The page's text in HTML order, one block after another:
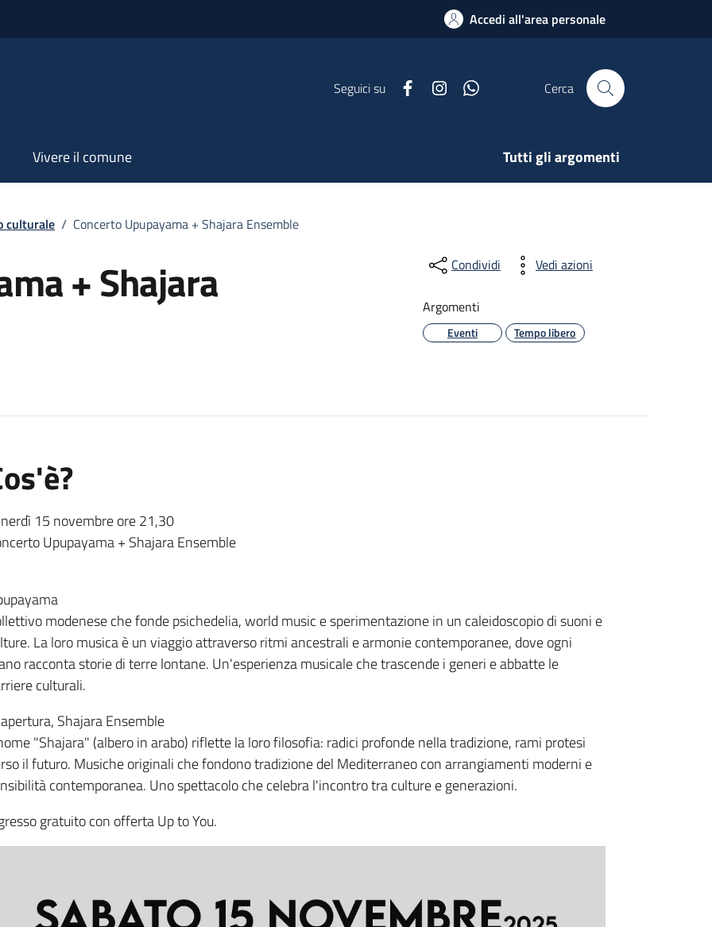
Accedi all'area personale
Seguici su FacebookInstagram Cerca
Vivere il comune Tutti gli argomenti
culturale / Concerto Upupayama + Shajara Ensemble
+ Shajara Condividi Vedi azioni
Argomenti
Eventi Tempo libero
15 novembre ore 21,30
Upupayama + Shajara Ensemble
modenese che fonde psichedelia, world music e sperimentazione in un caleidoscopio di suoni e
La loro musica è un viaggio attraverso ritmi ancestrali e armonie contemporanee, dove ogni
racconta storie di terre lontane. Un'esperienza musicale che trascende i generi e abbatte le
culturali.
Shajara Ensemble
"Shajara" (albero in arabo) riflette la loro filosofia: radici profonde nella tradizione, rami protesi
il futuro. Musiche originali che fondono tradizione del Mediterraneo con arrangiamenti moderni e
contemporanea. Uno spettacolo che celebra l'incontro tra culture e generazioni.
gratuito con offerta Up to You.